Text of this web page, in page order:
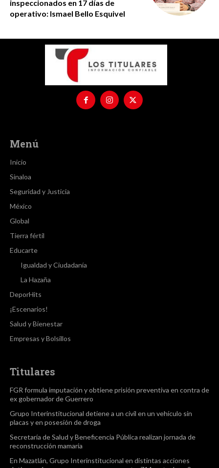
inspeccionados en 17 días de
operativo: Ismael Bello Esquivel
Menú
Inicio
Sinaloa
Seguridad y Justicia
México
Global
Tierra fértil
Educarte
Igualdad y Ciudadanía
La Hazaña
DeporHits
¡Escenarios!
Salud y Bienestar
Empresas y Bolsillos
Titulares
FGR formula imputación y obtiene prisión preventiva en contra de
ex gobernador de Guerrero
Grupo Interinstitucional detiene a un civil en un vehículo sin
placas y en posesión de droga
Secretaría de Salud y Beneficencia Pública realizan jornada de
reconstrucción mamaria
En Mazatlán, Grupo Interinstitucional en distintas acciones